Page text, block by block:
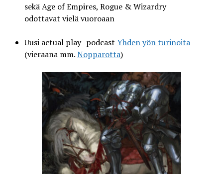
sekä Age of Empires, Rogue & Wizardry
odottavat vielä vuoroaan
Uusi actual play -podcast Yhden yön turinoita
(vieraana mm.Nopparotta)